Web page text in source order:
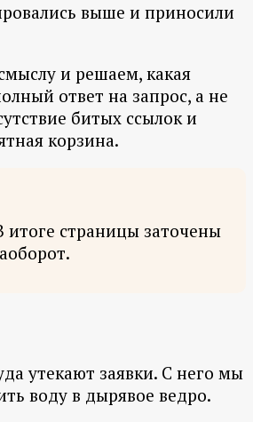
выше и приносили
и решаем, какая
ответ на запрос, а не
битых ссылок и
корзина.
итоге страницы заточены
утекают заявки. С него мы
воду в дырявое ведро.